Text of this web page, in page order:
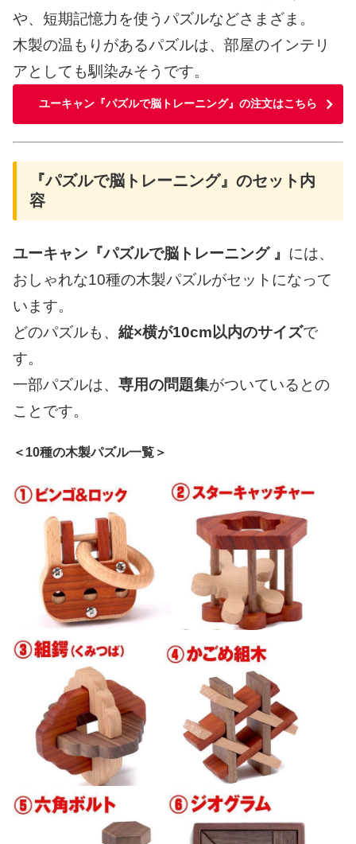
や、短期記憶力を使うパズルなどさまざま。
木製の温もりがあるパズルは、部屋のインテリ
アとしても馴染みそうです。
ユーキャン『パズルで脳トレーニング』の注文はこちら
『パズルで脳トレーニング』のセット内
容
ユーキャン『パズルで脳トレーニング 』 には、
おしゃれな10種の木製パズルがセットになって
います。
どのパズルも、 縦×横が10cm以内のサイズで
す。
一部パズルは、 専用の問題集がついているとの
ことです。
＜10種の木製パズル一覧＞